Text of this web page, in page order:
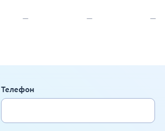
Телефон